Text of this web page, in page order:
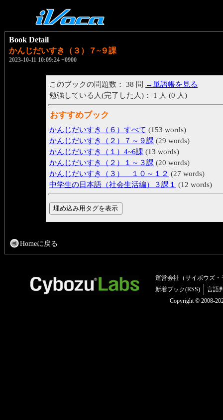
Book Detail
かんじだいすき（３）７~９課
2023-10-11 10:09:24 +0900
このブックの問題数： 38 問 →単語帳を見る
勉強している人(完了した人)： 1 人 (0 人)
おすすめブック
かんじだいすき（６）すべて (153 words)
かんじだいすき（２）７～９課 (29 words)
かんじだいすき（１）4~6課 (13 words)
かんじだいすき（２）１～３課 (20 words)
かんじだいすき（３） １０～１２ (27 words)
中学生の日本語（社会生活編）３課１ (12 words)
Homeに戻る
運営会社（サイボウズ・
新着ブック(RSS)
言語
Copyright © 2008-